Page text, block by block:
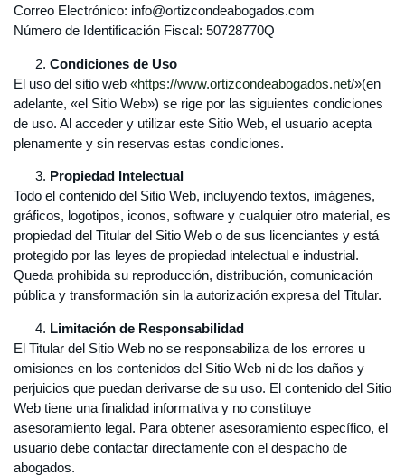
Correo Electrónico: info@ortizcondeabogados.com
Número de Identificación Fiscal: 50728770Q
Condiciones de Uso
El uso del sitio web «https://www.ortizcondeabogados.net/»(en
adelante, «el Sitio Web») se rige por las siguientes condiciones
de uso. Al acceder y utilizar este Sitio Web, el usuario acepta
plenamente y sin reservas estas condiciones.
Propiedad Intelectual
Todo el contenido del Sitio Web, incluyendo textos, imágenes,
gráficos, logotipos, iconos, software y cualquier otro material, es
propiedad del Titular del Sitio Web o de sus licenciantes y está
protegido por las leyes de propiedad intelectual e industrial.
Queda prohibida su reproducción, distribución, comunicación
pública y transformación sin la autorización expresa del Titular.
Limitación de Responsabilidad
El Titular del Sitio Web no se responsabiliza de los errores u
omisiones en los contenidos del Sitio Web ni de los daños y
perjuicios que puedan derivarse de su uso. El contenido del Sitio
Web tiene una finalidad informativa y no constituye
asesoramiento legal. Para obtener asesoramiento específico, el
usuario debe contactar directamente con el despacho de
abogados.